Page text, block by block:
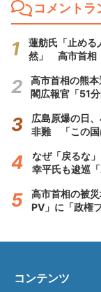
コメントラ
蓮舫氏「止める
然」 高市首相
高市首相の熊
閣広報官「51
広島原爆の日
非難 「この国
なぜ「戻るな
幸平氏も逡巡
高市首相の被
PV」に「政権
コンテンツ